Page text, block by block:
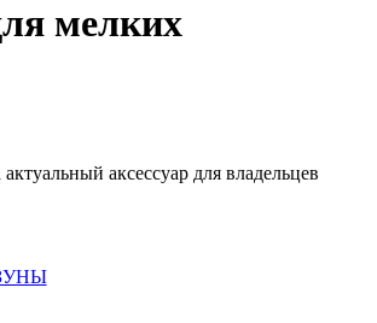
мелких
аксессуар для владельцев